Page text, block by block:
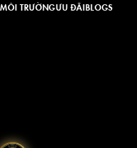
TRƯỜNGƯU ĐÃIBLOGS